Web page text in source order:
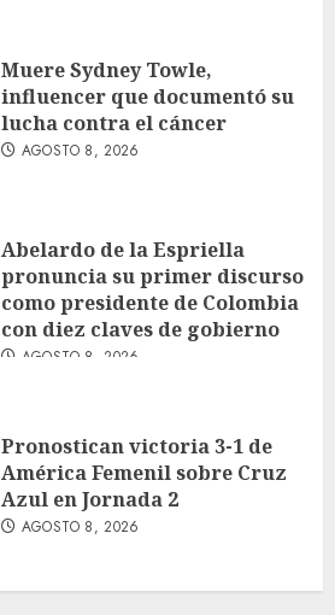
Muere Sydney Towle,
influencer que documentó su
lucha contra el cáncer
AGOSTO 8, 2026
Abelardo de la Espriella
pronuncia su primer discurso
como presidente de Colombia
con diez claves de gobierno
AGOSTO 8, 2026
Pronostican victoria 3-1 de
América Femenil sobre Cruz
Azul en Jornada 2
AGOSTO 8, 2026